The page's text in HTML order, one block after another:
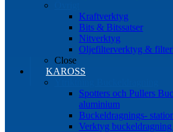
Kraftverktyg
Bits & Bitssatser
Nitverktyg
Oljefilterverktyg &
Close
KAROSS
Spotters och Pullers
aluminium
Buckeldragnings-
Verktyg